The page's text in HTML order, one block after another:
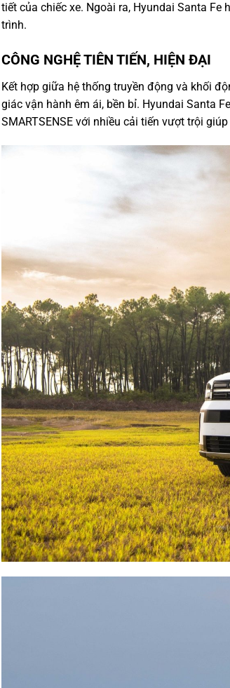
tiết của chiếc xe. Ngoài ra, Hyundai Santa
trình.
CÔNG NGHỆ TIÊN TIẾN, HIỆN ĐẠI
Kết hợp giữa hệ thống truyền động và khối
giác vận hành êm ái, bền bỉ. Hyundai Santa
SMARTSENSE với nhiều cải tiến vượt trội